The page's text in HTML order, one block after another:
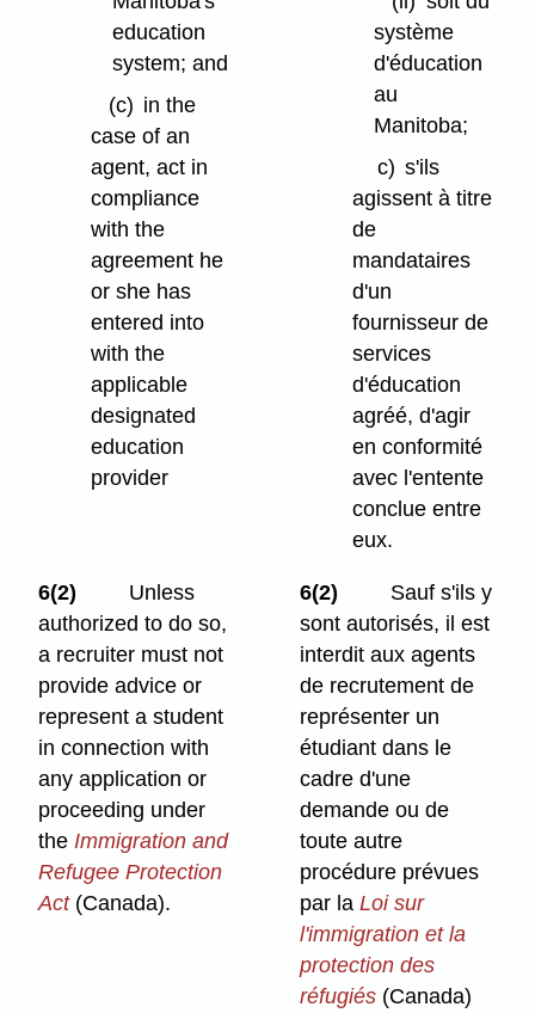
education
system; and
(c) in the
case of an
agent, act in
compliance
with the
agreement he
or she has
entered into
with the
applicable
designated
education
provider
système
d'éducation
au
Manitoba;
c) s'ils
agissent à titre
de
mandataires
d'un
fournisseur de
services
d'éducation
agréé, d'agir
en conformité
avec l'entente
conclue entre
eux.
6(2)
Unless
authorized to do so,
a recruiter must not
provide advice or
represent a student
in connection with
any application or
proceeding under
the Immigration and
Refugee Protection
Act(Canada).
6(2)
Sauf s'ils y
sont autorisés, il est
interdit aux agents
de recrutement de
représenter un
étudiant dans le
cadre d'une
demande ou de
toute autre
procédure prévues
par laLoi sur
l'immigration et la
protection des
réfugiés (Canada)